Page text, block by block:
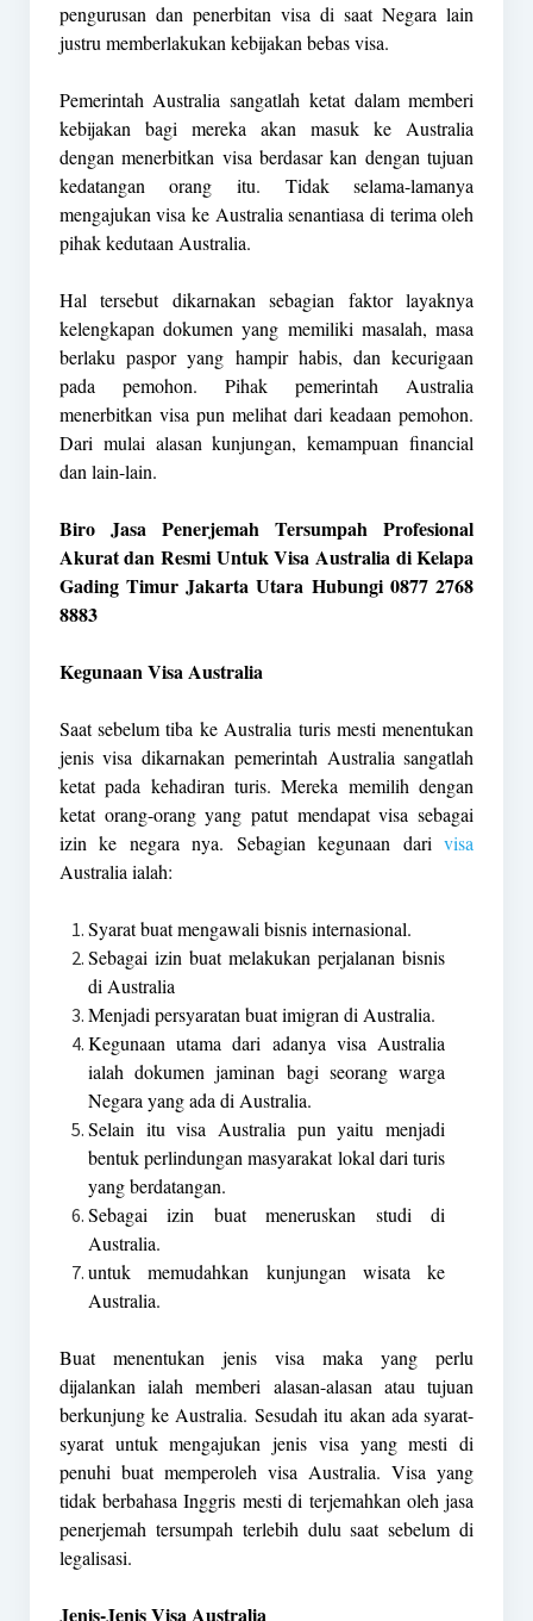
pengurusan dan penerbitan visa di saat Negara lain
justru memberlakukan kebijakan bebas visa.
Pemerintah Australia sangatlah ketat dalam memberi
kebijakan bagi mereka akan masuk ke Australia
dengan menerbitkan visa berdasar kan dengan tujuan
kedatangan orang itu. Tidak selama-lamanya
mengajukan visa ke Australia senantiasa di terima oleh
pihak kedutaan Australia.
Hal tersebut dikarnakan sebagian faktor layaknya
kelengkapan dokumen yang memiliki masalah, masa
berlaku paspor yang hampir habis, dan kecurigaan
pada pemohon. Pihak pemerintah Australia
menerbitkan visa pun melihat dari keadaan pemohon.
Dari mulai alasan kunjungan, kemampuan financial
dan lain-lain.
Biro Jasa Penerjemah Tersumpah Profesional
Akurat dan Resmi Untuk Visa Australia di Kelapa
Gading Timur Jakarta Utara Hubungi 0877 2768
8883
Kegunaan Visa Australia
Saat sebelum tiba ke Australia turis mesti menentukan
jenis visa dikarnakan pemerintah Australia sangatlah
ketat pada kehadiran turis. Mereka memilih dengan
ketat orang-orang yang patut mendapat visa sebagai
izin ke negara nya. Sebagian kegunaan darivisa
Australia ialah:
Syarat buat mengawali bisnis internasional.
Sebagai izin buat melakukan perjalanan bisnis
di Australia
Menjadi persyaratan buat imigran di Australia.
Kegunaan utama dari adanya visa Australia
ialah dokumen jaminan bagi seorang warga
Negara yang ada di Australia.
Selain itu visa Australia pun yaitu menjadi
bentuk perlindungan masyarakat lokal dari turis
yang berdatangan.
Sebagai izin buat meneruskan studi di
Australia.
untuk memudahkan kunjungan wisata ke
Australia.
Buat menentukan jenis visa maka yang perlu
dijalankan ialah memberi alasan-alasan atau tujuan
berkunjung ke Australia. Sesudah itu akan ada syarat-
syarat untuk mengajukan jenis visa yang mesti di
penuhi buat memperoleh visa Australia. Visa yang
tidak berbahasa Inggris mesti di terjemahkan oleh jasa
penerjemah tersumpah terlebih dulu saat sebelum di
legalisasi.
Jenis-Jenis Visa Australia